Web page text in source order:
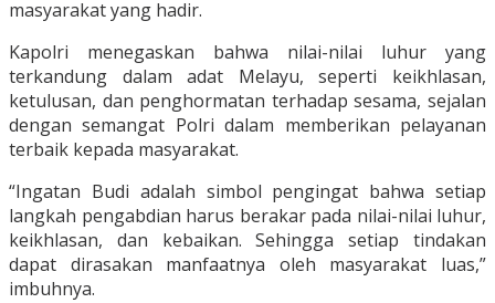
masyarakat yang hadir.
Kapolri menegaskan bahwa nilai-nilai luhur yang
terkandung dalam adat Melayu, seperti keikhlasan,
ketulusan, dan penghormatan terhadap sesama, sejalan
dengan semangat Polri dalam memberikan pelayanan
terbaik kepada masyarakat.
“Ingatan Budi adalah simbol pengingat bahwa setiap
langkah pengabdian harus berakar pada nilai-nilai luhur,
keikhlasan, dan kebaikan. Sehingga setiap tindakan
dapat dirasakan manfaatnya oleh masyarakat luas,”
imbuhnya.